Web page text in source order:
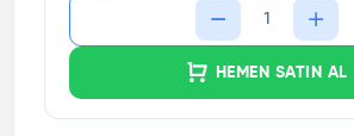
HEMEN SATIN AL